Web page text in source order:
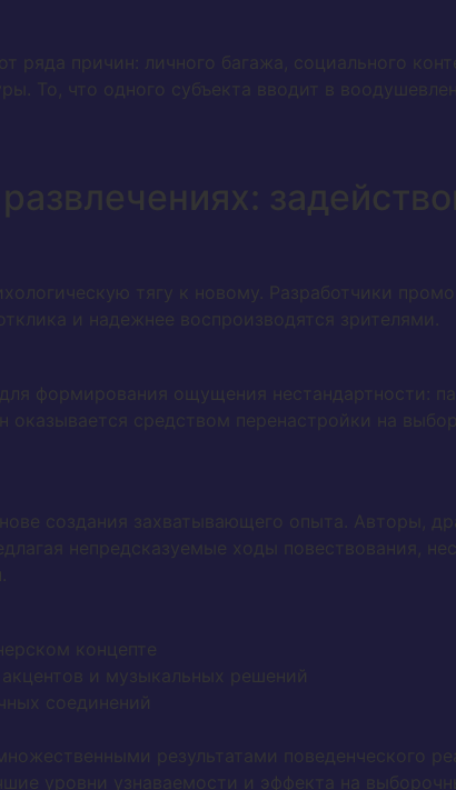
причин: личного багажа, социального
То, что одного субъекта вводит в
тягу к новому. Разработчики
и надежнее воспроизводятся зрителями.
формирования ощущения нестандартности:
средством перенастройки на
создания захватывающего опыта. Авторы,
непредсказуемые ходы повествования,
концепте
и музыкальных решений
соединений
результатами поведенческого
уровни узнаваемости и эффекта на